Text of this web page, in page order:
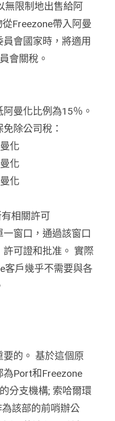
無限制地出售給阿
Freezone帶入阿曼
會國家時，將適用
會關稅。
曼化比例為15％。
除公司稅：
化
化
化
相關許可
一窗口，通過該窗口
可證和批准。 實際
客戶幾乎不需要與各
的。 基於這個原
為Port和Freezone
分支機構; 索哈爾環
為該部的前哨辦公